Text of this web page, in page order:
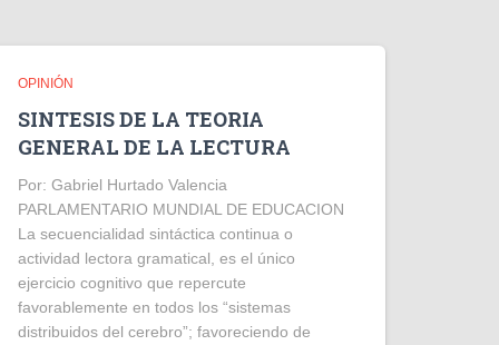
OPINIÓN
SINTESIS DE LA TEORIA
GENERAL DE LA LECTURA
Por: Gabriel Hurtado Valencia
PARLAMENTARIO MUNDIAL DE EDUCACION
La secuencialidad sintáctica continua o
actividad lectora gramatical, es el único
ejercicio cognitivo que repercute
favorablemente en todos los “sistemas
distribuidos del cerebro”; favoreciendo de